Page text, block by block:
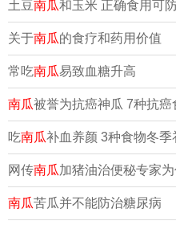
土豆南瓜和玉米 正确食用可
关于南瓜的食疗和药用价值
常吃南瓜易致血糖升高
南瓜被誉为抗癌神瓜 7种抗癌
吃南瓜补血养颜 3种食物冬季
网传南瓜加猪油治便秘专家
南瓜苦瓜并不能防治糖尿病